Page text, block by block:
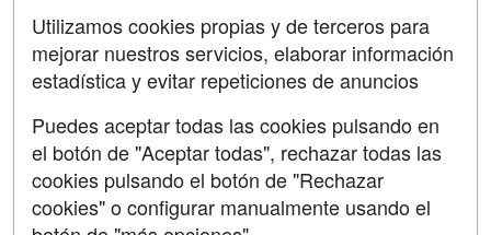
Contactar
Confidencialidad
Aviso legal
Copyleft
Utilizamos cookies propias y de terceros para
mejorar nuestros servicios, elaborar información
estadística y evitar repeticiones de anuncios
Puedes aceptar todas las cookies pulsando en
el botón de "Aceptar todas", rechazar todas las
cookies pulsando el botón de "Rechazar
cookies" o configurar manualmente usando el